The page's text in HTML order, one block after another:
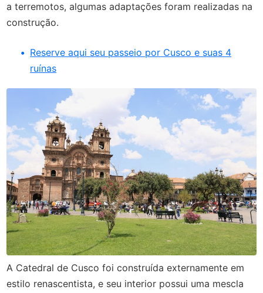
a terremotos, algumas adaptações foram realizadas na
construção.
Reserve aqui seu passeio por Cusco e suas 4
ruínas
A Catedral de Cusco foi construída externamente em
estilo renascentista, e seu interior possui uma mescla